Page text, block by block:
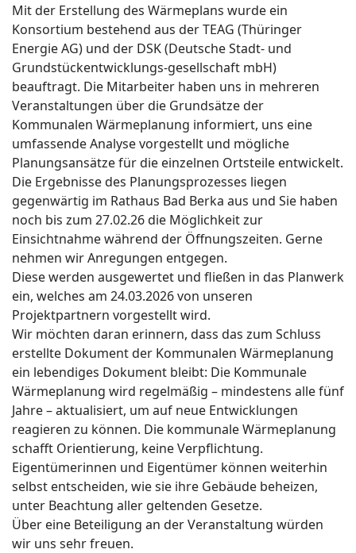
Mit der Erstellung des Wärmeplans wurde ein
Konsortium bestehend aus der TEAG (Thüringer
Energie AG) und der DSK (Deutsche Stadt- und
Grundstückentwicklungs-gesellschaft mbH)
beauftragt. Die Mitarbeiter haben uns in mehreren
Veranstaltungen über die Grundsätze der
Kommunalen Wärmeplanung informiert, uns eine
umfassende Analyse vorgestellt und mögliche
Planungsansätze für die einzelnen Ortsteile entwickelt.
Die Ergebnisse des Planungsprozesses liegen
gegenwärtig im Rathaus Bad Berka aus und Sie haben
noch bis zum 27.02.26 die Möglichkeit zur
Einsichtnahme während der Öffnungszeiten. Gerne
nehmen wir Anregungen entgegen.
Diese werden ausgewertet und fließen in das Planwerk
ein, welches am 24.03.2026 von unseren
Projektpartnern vorgestellt wird.
Wir möchten daran erinnern, dass das zum Schluss
erstellte Dokument der Kommunalen Wärmeplanung
ein lebendiges Dokument bleibt: Die Kommunale
Wärmeplanung wird regelmäßig – mindestens alle fünf
Jahre – aktualisiert, um auf neue Entwicklungen
reagieren zu können. Die kommunale Wärmeplanung
schafft Orientierung, keine Verpflichtung.
Eigentümerinnen und Eigentümer können weiterhin
selbst entscheiden, wie sie ihre Gebäude beheizen,
unter Beachtung aller geltenden Gesetze.
Über eine Beteiligung an der Veranstaltung würden
wir uns sehr freuen.